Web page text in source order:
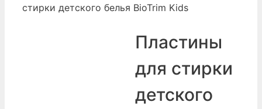
стирки детского белья BioTrim Kids
Пластины
для стирки
детского